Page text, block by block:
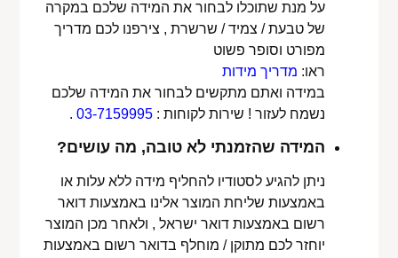
על מנת שתוכלו לבחור את המידה שלכם במקרה
של טבעת / צמיד / שרשרת , צירפנו לכם מדריך
מפורט וסופר פשוט
ראו: מדריך מידות
במידה ואתם מתקשים לבחור את המידה שלכם
נשמח לעזור ! שירות לקוחות :03-7159995
.
המידה שהזמנתי לא טובה, מה עושים?
ניתן להגיע לסטודיו להחליף מידה ללא עלות או
באמצעות שליחת המוצר אלינו באמצעות דואר
רשום באמצעות דואר ישראל , ולאחר מכן המוצר
יוחזר לכם מתוקן / מוחלף בדואר רשום באמצעות